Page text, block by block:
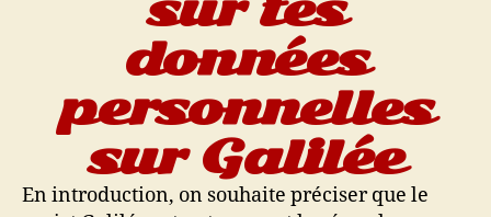
données
personnelles
sur Galilée
En introduction, on souhaite préciser que le